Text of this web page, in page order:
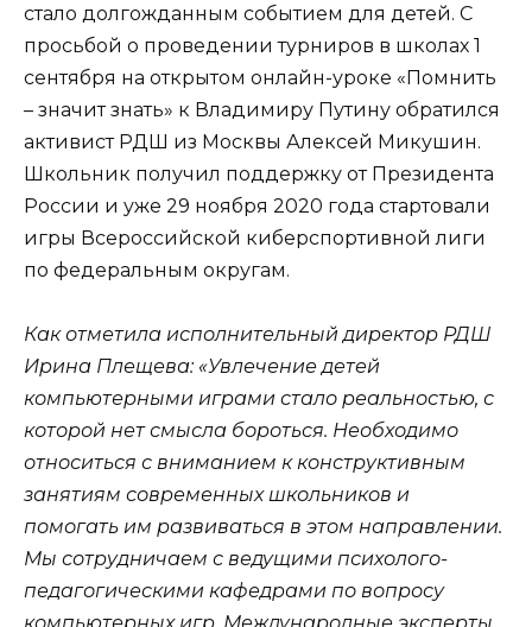
стало долгожданным событием для детей. С
просьбой о проведении турниров в школах 1
сентября на открытом онлайн-уроке «Помнить
– значит знать» к Владимиру Путину обратился
активист РДШ из Москвы Алексей Микушин.
Школьник получил поддержку от Президента
России и уже 29 ноября 2020 года стартовали
игры Всероссийской киберспортивной лиги
по федеральным округам.
Как отметила исполнительный директор РДШ
Ирина Плещева: «Увлечение детей
компьютерными играми стало реальностью, с
которой нет смысла бороться. Необходимо
относиться с вниманием к конструктивным
занятиям современных школьников и
помогать им развиваться в этом направлении.
Мы сотрудничаем с ведущими психолого-
педагогическими кафедрами по вопросу